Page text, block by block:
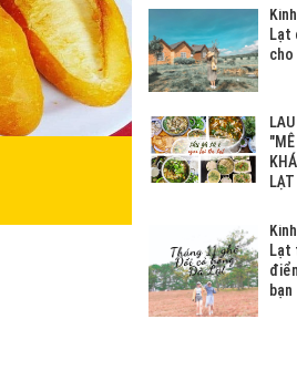
Lạt
cho
LẠT
Lạt
bạn